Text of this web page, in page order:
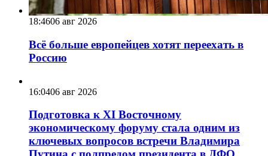
18:4606 авг 2026
Всё больше европейцев хотят переехать в
Россию
16:0406 авг 2026
Подготовка к XI Восточному
экономическому форуму стала одним из
ключевых вопросов встречи Владимира